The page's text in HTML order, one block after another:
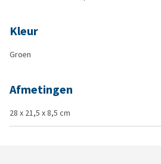
Kleur
Groen
Afmetingen
28 x 21,5 x 8,5 cm